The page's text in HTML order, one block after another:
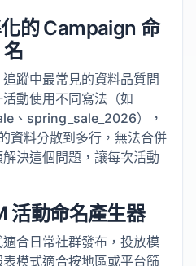
的 Campaign 命
名
蹤中最常見的資料品質問
動使用不同寫法（如
、spring_sale_2026），
資料分散到多行，無法合併
決這個問題，讓每次活動
活動命名產生器
合日常社群發布，投放模
模式適合按地區或平台篩